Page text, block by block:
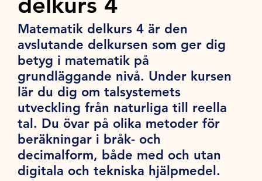
Matematik delkurs 4 är den
avslutande delkursen som ger dig
betyg i matematik på
grundläggande nivå. Under kursen
lär du dig om talsystemets
utveckling från naturliga till reella
tal. Du övar på olika metoder för
beräkningar i bråk- och
decimalform, både med och utan
digitala och tekniska hjälpmedel.